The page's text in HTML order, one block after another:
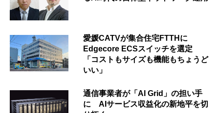
愛媛CATVが集合住宅FTTHに
Edgecore ECSスイッチを選定
「コストもサイズも機能もちょうど
いい」
通信事業者が「AI Grid」の担い手
に AIサービス収益化の新地平を切